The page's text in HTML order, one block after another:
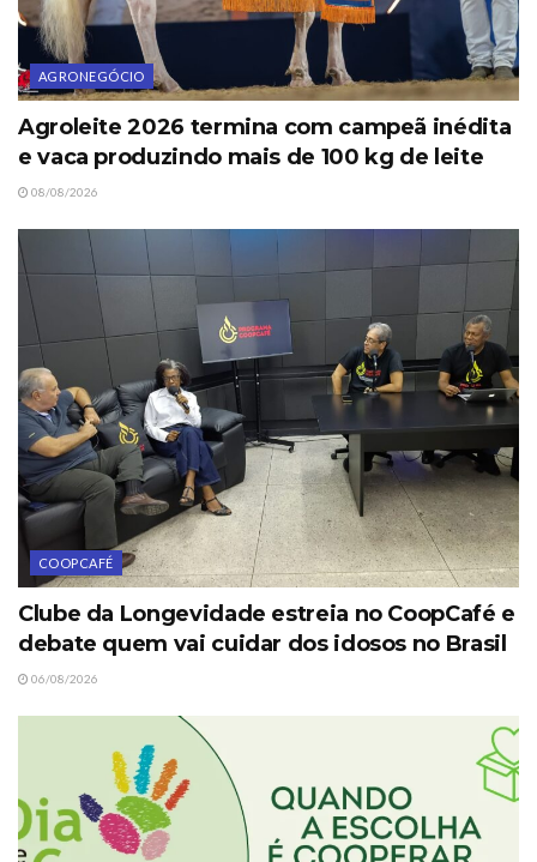
AGRONEGÓCIO
Agroleite 2026 termina com campeã inédita
e vaca produzindo mais de 100 kg de leite
08/08/2026
COOPCAFÉ
Clube da Longevidade estreia no CoopCafé e
debate quem vai cuidar dos idosos no Brasil
06/08/2026